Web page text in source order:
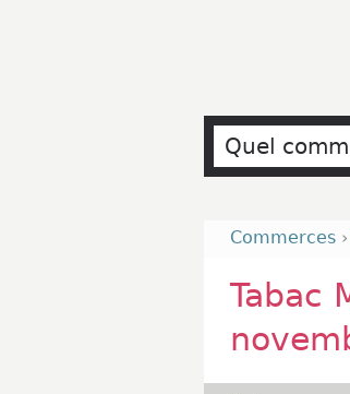
Commerces ›
Tabac